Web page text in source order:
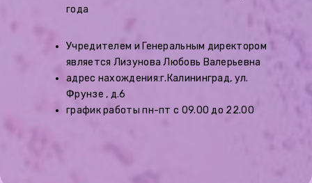
года
Учредителем и Генеральным директором
является Лизунова Любовь Валерьевна
адрес нахождения:г.Калининград, ул.
Фрунзе , д.6
график работы пн-пт с 09.00 до 22.00